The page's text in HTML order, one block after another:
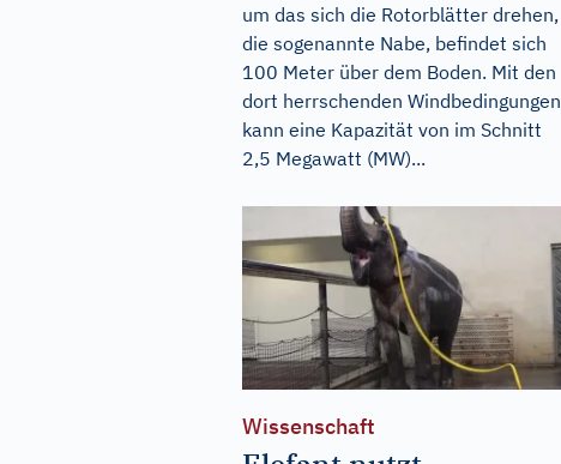
um das sich die Rotorblätter drehen,
die sogenannte Nabe, befindet sich
100 Meter über dem Boden. Mit den
dort herrschenden Windbedingungen
kann eine Kapazität von im Schnitt
2,5 Megawatt (MW)...
Wissenschaft